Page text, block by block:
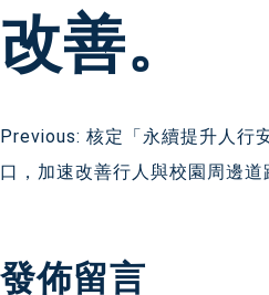
改善。
文
導
Previous: 核定「永續提升人行
口，加速改善行人與校園周邊
發佈留言